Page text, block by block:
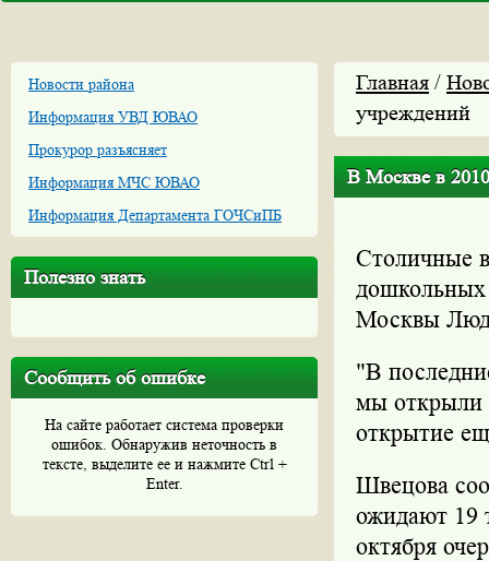
Новости района
Информация УВД ЮВАО
Прокурор разъясняет
Информация МЧС ЮВАО
Информация Департамента ГОЧСиПБ
Полезно знать
Сообщить об ошибке
На сайте работает система проверки
ошибок. Обнаружив неточность в
тексте, выделите ее и нажмите Ctrl +
Enter.
Главная /
учреждений
В Москве в
Столичные
дошкольных
Москвы
"В
мы открыли
открытие
Швецова
ожидают 19
октября